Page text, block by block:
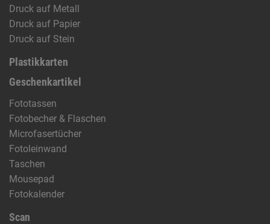
Druck auf Metall
Druck auf Papier
Druck auf Stein
Plastikkarten
Geschenkartikel
Fototassen
Fotobecher & Flaschen
Microfasertücher
Fotoleinwand
Taschen
Mousepad
Fotokalender
Scan